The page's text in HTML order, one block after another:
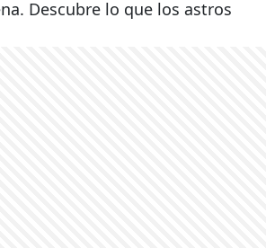
Descubre lo que los astros